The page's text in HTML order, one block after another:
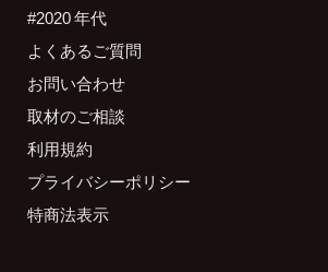
#2020 年代
よくあるご質問
お問い合わせ
取材のご相談
利用規約
プライバシーポリシー
特商法表示